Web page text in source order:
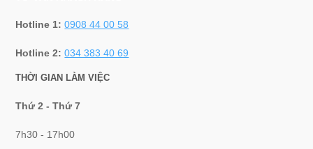
Hotline 1:0908 44 00 58
Hotline 2:034 383 40 69
THỜI GIAN LÀM VIỆC
Thứ 2 - Thứ 7
7h30 - 17h00